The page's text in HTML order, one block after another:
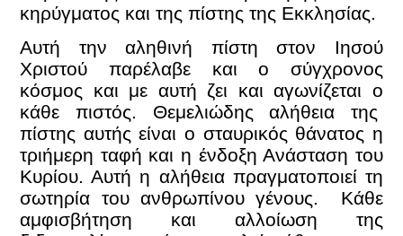
κηρύγματος και της πίστης της Εκκλησίας.
Αυτή την αληθινή πίστη στον Ιησού
Χριστού παρέλαβε και ο σύγχρονος
κόσμος και με αυτή ζει και αγωνίζεται ο
κάθε πιστός. Θεμελιώδης αλήθεια της
πίστης αυτής είναι ο σταυρικός θάνατος η
τριήμερη ταφή και η ένδοξη Ανάσταση του
Κυρίου. Αυτή η αλήθεια πραγματοποιεί τη
σωτηρία του ανθρωπίνου γένους. Κάθε
αμφισβήτηση και αλλοίωση της